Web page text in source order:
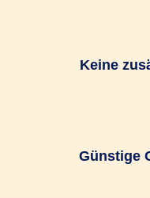
Keine
Günstige